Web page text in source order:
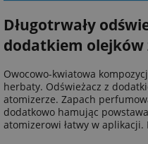
Długotrwały
dodatkiem olejków
Owocowo-kwiatowa
herbaty. Odświeżacz z
atomizerze. Zapach
dodatkowo hamując
atomizerowi łatwy w